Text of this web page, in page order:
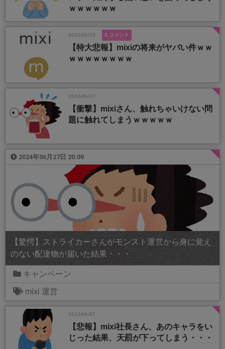
ｗｗｗｗｗｗ
2024/06/28 2 コメント
【特大悲報】mixiの将来がヤバい件ｗｗ
ｗｗｗｗｗｗｗｗ
2024/06/27
【衝撃】mixiさん、触れちゃいけない問
題に触れてしまうｗｗｗｗｗ
2024年06月27日 20:09
【驚愕】ストライカーさんがモンスト運営から身に覚え
のない配達物が届いた結果・・・
キャンペーン
mixi 運営
2024/06/27
【悲報】mixi社長さん、あのキャラをい
じった結果、天罰が下ってしまう・・・